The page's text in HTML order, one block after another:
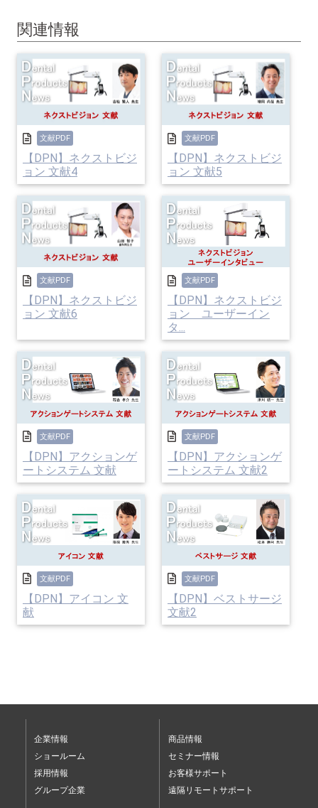
関連情報
文献PDF
【DPN】ネクストビジ
ョン 文献4
文献PDF
【DPN】ネクストビジ
ョン 文献5
文献PDF
【DPN】ネクストビジ
ョン 文献6
文献PDF
【DPN】ネクストビジ
ョン ユーザーイン
タ...
文献PDF
【DPN】アクションゲ
ートシステム 文献
文献PDF
【DPN】アクションゲ
ートシステム 文献2
文献PDF
【DPN】アイコン 文
献
文献PDF
【DPN】ベストサージ
文献2
企業情報
ショールーム
採用情報
グループ企業
商品情報
セミナー情報
お客様サポート
遠隔リモートサポート